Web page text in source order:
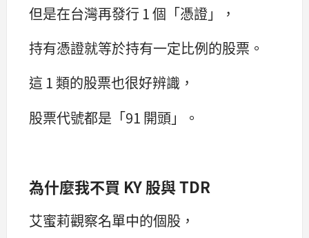
但是在台灣再發行 1 個「憑證」，
持有憑證就等於持有一定比例的股票。
這 1 類的股票也很好辨識，
股票代號都是「91 開頭」。
為什麼我不買 KY 股與 TDR
艾蜜莉觀察名單中的個股，